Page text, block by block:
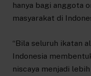
hanya bagi anggota
masyarakat di
“Bila seluruh ikatan
Indonesia
niscaya menjadi